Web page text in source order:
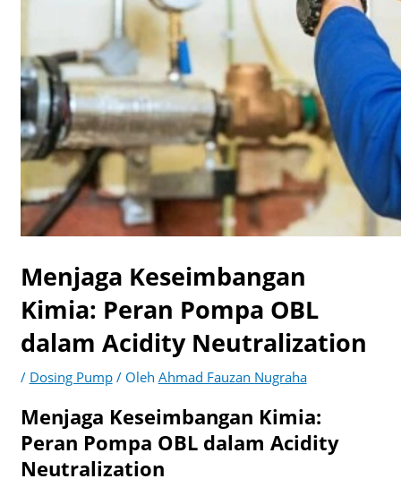
Menjaga Keseimbangan
Kimia: Peran Pompa OBL
dalam Acidity Neutralization
/ Dosing Pump/ Oleh Ahmad Fauzan Nugraha
Menjaga Keseimbangan Kimia:
Peran Pompa OBL dalam Acidity
Neutralization